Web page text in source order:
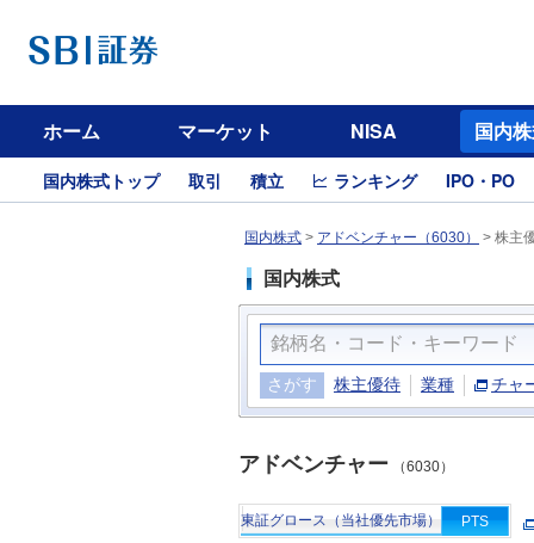
ホーム マーケット NISA 国内
国内株式トップ 取引 積立 ランキング IPO・PO
国内株式 > アドベンチャー（6030） > 株主
国内株式
さがす 株主優待 業種 チャ
アドベンチャー （6030）
東証グロース（当社優先市場） PTS